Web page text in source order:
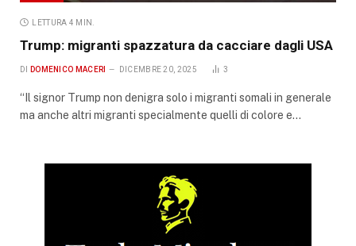
LETTURA 4 MIN.
Trump: migranti spazzatura da cacciare dagli USA
DI DOMENICO MACERI DICEMBRE 20, 2025 3
“Il signor Trump non denigra solo i migranti somali in generale
ma anche altri migranti specialmente quelli di colore e…